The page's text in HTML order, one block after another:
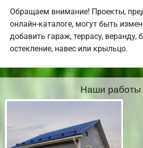
Обращаем внимание! Проекты,
онлайн-каталоге, могут быть
добавить гараж, террасу, веранду,
остекление, навес или крыльцо.
Наши работы